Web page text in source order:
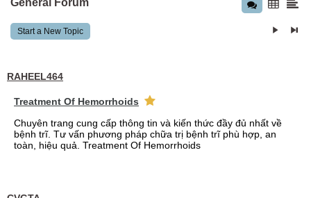
General Forum
Start a New Topic
RAHEEL464
Treatment Of Hemorrhoids
Chuyên trang cung cấp thông tin và kiến thức đầy đủ nhất về
bệnh trĩ. Tư vấn phương pháp chữa trị bệnh trĩ phù hợp, an
toàn, hiệu quả. Treatment Of Hemorrhoids